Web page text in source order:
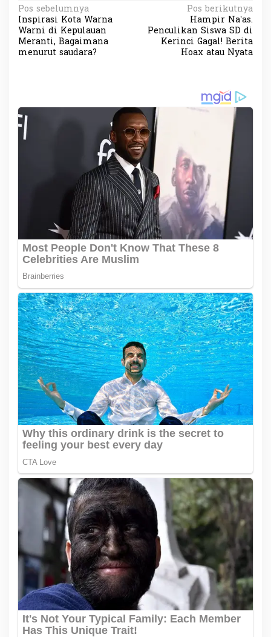
N
a
v
s
i
Pos sebelumnya
Inspirasi Kota Warna
Warni di Kepulauan
Meranti, Bagaimana
menurut saudara?
Pos berikutnya
Hampir Na’as.
Penculikan Siswa SD di
Kerinci Gagal! Berita
Hoax atau Nyata